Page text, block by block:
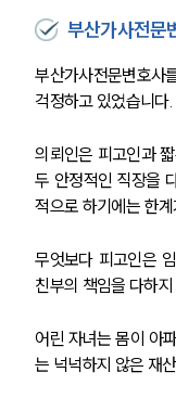
부산가사전문
부산가사전문변호사
걱정하고 있었습니다.
의뢰인은 피고인과
두 안정적인 직장을
적으로 하기에는 한
무엇보다 피고인은
친부의 책임을 다하
어린 자녀는 몸이 아
는 넉넉하지 않은 재